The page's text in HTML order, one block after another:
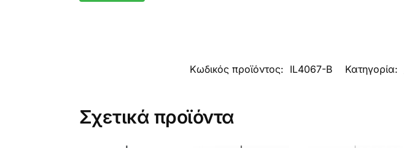
Κωδικός προϊόντος: IL4067-B Κατηγορία:
Σχετικά προϊόντα